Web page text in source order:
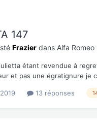
147
Frazier dans Alfa
étant revendue à
et pas une égratignure je
et des points à surveiller
13 réponses